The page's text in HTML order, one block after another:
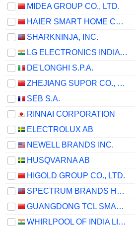
MIDEA GROUP CO., LTD.
HAIER SMART HOME CO., LTD.
SHARKNINJA, INC.
LG ELECTRONICS INDIA LIMITED
DE'LONGHI S.P.A.
ZHEJIANG SUPOR CO., LTD.
SEB S.A.
RINNAI CORPORATION
ELECTROLUX AB
NEWELL BRANDS INC.
HUSQVARNA AB
HIGOLD GROUP CO., LTD.
SPECTRUM BRANDS HOLDINGS, INC.
GUANGDONG TCL SMART HOME APPLIANCES CO., LTD.
WHIRLPOOL OF INDIA LIMITED